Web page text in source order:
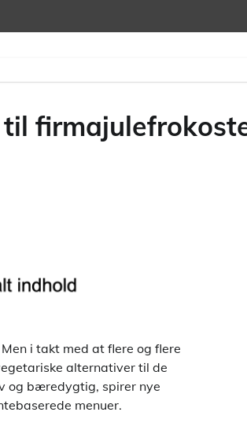
i takt med at flere og flere
alternativer til de
og bæredygtig, spirer nye
menuer.